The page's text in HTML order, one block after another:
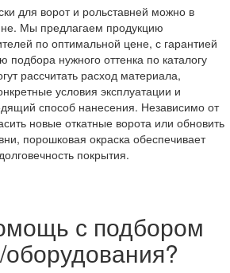
для ворот и рольставней можно в
Мы предлагаем продукцию
по оптимальной цене, с гарантией
подбора нужного оттенка по каталогу
рассчитать расход материала,
условия эксплуатации и
способ нанесения. Независимо от
новые откатные ворота или обновить
порошковая окраска обеспечивает
покрытия.
с подбором
оборудования?